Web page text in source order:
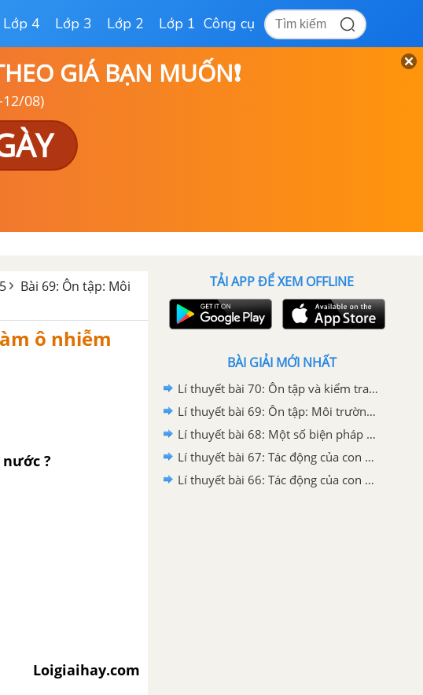
Lớp 4 Lớp 3 Lớp 2 Lớp 1 Công cụ
GIÁ BẠN MUỐN❗
12/08)
Bài 69: Ôn tập: Môi
ô nhiễm
?
Loigiaihay.com
TẢI APP ĐỂ XEM OFFLINE
BÀI GIẢI MỚI NHẤT
Lí thuyết bài 70: Ôn tập và kiểm tra cuối năm
Lí thuyết bài 69: Ôn tập: Môi trường và tài nguyên thiên nhiên
Lí thuyết bài 68: Một số biện pháp bảo vệ môi trường
Lí thuyết bài 67: Tác động của con người đến môi trường không khí và nước
Lí thuyết bài 66: Tác động của con người đến môi trường đất